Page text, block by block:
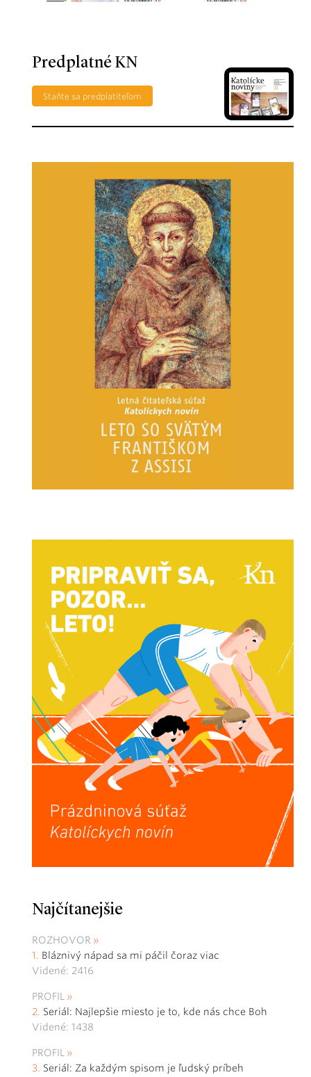
Predplatné KN
Staňte sa predplatiteľom
Najčítanejšie
ROZHOVOR
Bláznivý nápad sa mi páčil čoraz viac
Videné: 2416
PROFIL
Seriál: Najlepšie miesto je to, kde nás chce Boh
Videné: 1438
PROFIL
Seriál: Za každým spisom je ľudský príbeh